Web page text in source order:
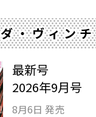
ダ・ヴィンチ
最新号
2026年9月号
8月6日 発売